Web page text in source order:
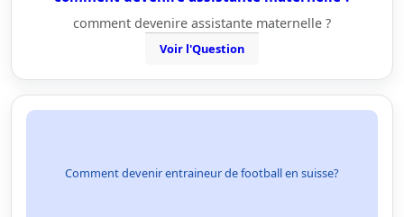
comment devenire assistante maternelle ?
Voir l'Question
Comment devenir entraineur de football en suisse?